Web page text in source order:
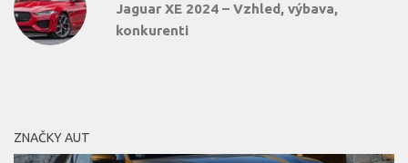
Jaguar XE 2024 – Vzhled, výbava,
konkurenti
ZNAČKY AUT